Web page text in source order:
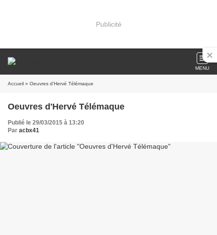
Publicité
MENU
Accueil » Oeuvres d'Hervé Télémaque
Oeuvres d'Hervé Télémaque
Publié le 29/03/2015 à 13:20
Par acbx41